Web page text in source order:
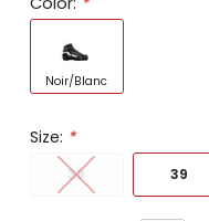
Noir/Blanc
Size: *
38 39